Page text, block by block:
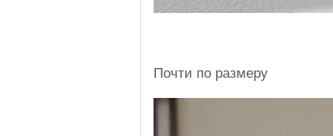
Почти по размеру